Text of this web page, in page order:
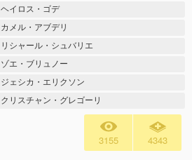
ヘイロス・ゴデ
カメル・アブデリ
リシャール・シュバリエ
ゾエ・ブリュノー
ジェシカ・エリクソン
クリスチャン・グレゴーリ
3155 4343